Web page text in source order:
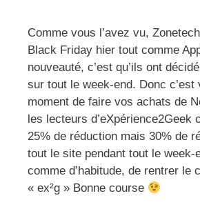
Comme vous l’avez vu,
Black Friday hier tout comme
nouveauté, c’est qu’ils ont
sur tout le week-end. Donc c’est
moment de faire vos achats de
les lecteurs d’eXpérience2Geek
25% de réduction mais 30% de
tout le site pendant tout le week-
comme d’habitude, de rentrer le
« ex²g » Bonne course